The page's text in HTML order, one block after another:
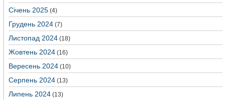
Січень 2025 (4)
Грудень 2024 (7)
Листопад 2024 (18)
Жовтень 2024 (16)
Вересень 2024 (10)
Серпень 2024 (13)
Липень 2024 (13)